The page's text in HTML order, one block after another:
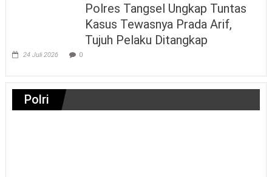
Polres Tangsel Ungkap Tuntas
Kasus Tewasnya Prada Arif,
Tujuh Pelaku Ditangkap
24 Juli 2026 0
Polri